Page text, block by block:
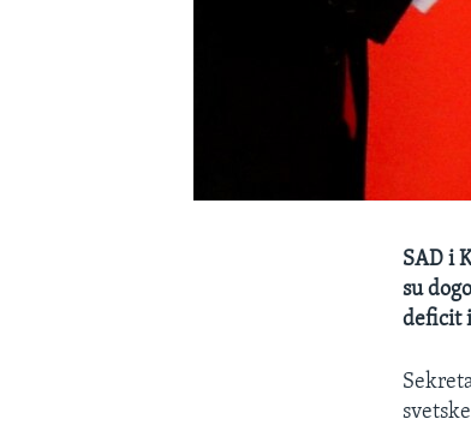
SAD i
su
deficit